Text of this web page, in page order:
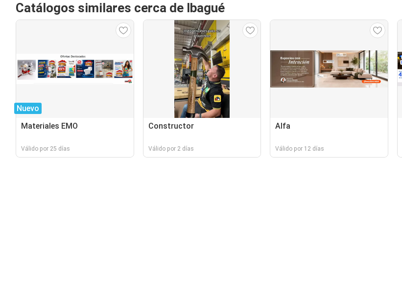
Catálogos similares cerca de Ibagué
Nuevo
Materiales EMO
Válido por 25 días
Constructor
Válido por 2 días
Alfa
Válido por 12 días